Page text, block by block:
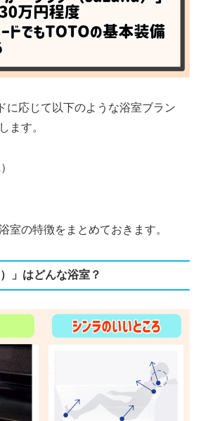
に応じて以下のような浴室ブラン
ます。
室の特徴をまとめておきます。
」はどんな浴室？